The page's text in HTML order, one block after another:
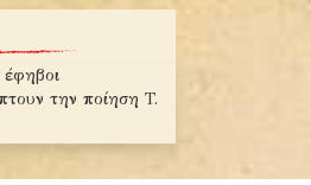
έφηβοι
την ποίηση T.